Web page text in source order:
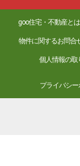
goo住宅・不動産とは
物件に関するお問合
個人情報の取
プライバシー